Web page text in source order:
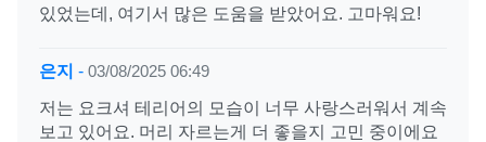
있었는데, 여기서 많은 도움을 받았어요. 고마워요!
은지 - 03/08/2025 06:49
저는 요크셔 테리어의 모습이 너무 사랑스러워서 계속
보고 있어요. 머리 자르는게 더 좋을지 고민 중이에요